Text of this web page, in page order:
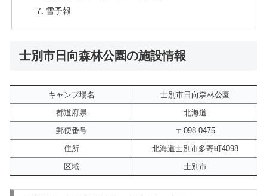
雪予報
士別市日向森林公園の施設情報
キャンプ場名
士別市日向森林公園
都道府県
北海道
郵便番号
〒098-0475
住所
北海道士別市多寄町4098
区域
士別市